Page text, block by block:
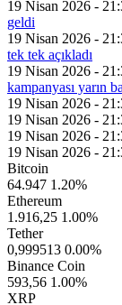
19 Nisan 2026 -
geldi
19 Nisan 2026 -
tek tek açıkladı
19 Nisan 2026 -
kampanyası yarın
19 Nisan 2026 -
19 Nisan 2026 -
19 Nisan 2026 -
19 Nisan 2026 -
Bitcoin
64.947 1.20%
Ethereum
1.916,25 1.00%
Tether
0,999513 0.00%
Binance Coin
593,56 1.00%
XRP